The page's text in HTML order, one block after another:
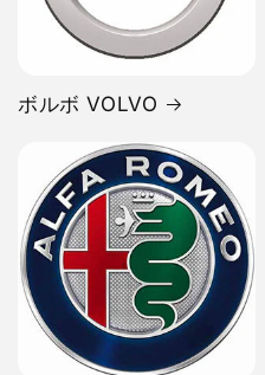
ボルボ VOLVO